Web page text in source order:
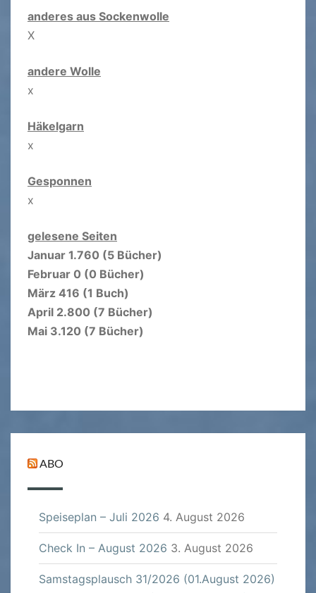
anderes aus Sockenwolle
X
andere Wolle
x
Häkelgarn
x
Gesponnen
x
gelesene Seiten
Januar 1.760 (5 Bücher)
Februar 0 (0 Bücher)
März 416 (1 Buch)
April 2.800 (7 Bücher)
Mai 3.120 (7 Bücher)
ABO
Speiseplan – Juli 2026 4. August 2026
Check In – August 2026 3. August 2026
Samstagsplausch 31/2026 (01.August 2026)